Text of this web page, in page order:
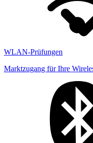
WLAN-Prüfungen
Marktzugang für Ihre